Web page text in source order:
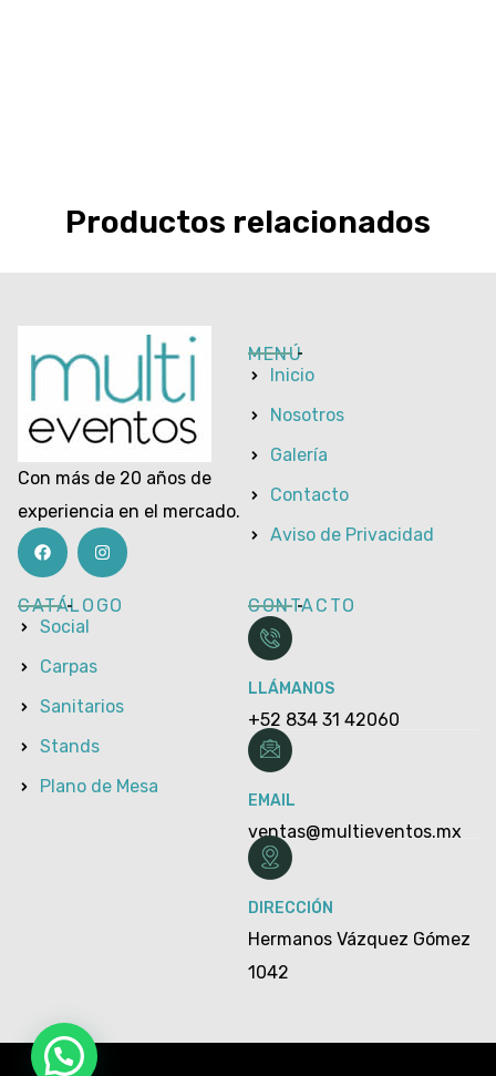
Productos relacionados
Con más de 20 años de
experiencia en el mercado.
MENÚ
Inicio
Nosotros
Galería
Contacto
Aviso de Privacidad
CATÁLOGO
Social
Carpas
Sanitarios
Stands
Plano de Mesa
CONTACTO
LLÁMANOS
+52 834 31 42060
EMAIL
ventas@multieventos.mx
DIRECCIÓN
Hermanos Vázquez Gómez
1042